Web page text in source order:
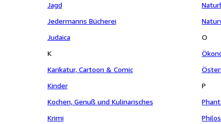
Jagd
Jedermanns Bücherei
Judaica
K
Karikatur, Cartoon & Comic
Kinder
Kochen, Genuß und Kulinarisches
Krimi
O
P